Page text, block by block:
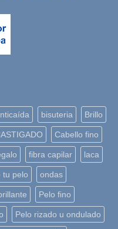
bisuteria Brillo
Cabello fino
fibra capilar laca
tu pelo ondas
Pelo fino
Pelo rizado u ondulado